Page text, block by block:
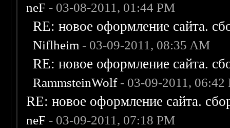
neF - 03-08-2011, 01:44 PM
RE: новое оформление сайта.
Niflheim - 03-09-2011, 08:35 AM
RE: новое оформление сайта.
RammsteinWolf- 03-09-2011, 06:42
RE: новое оформление сайта.
neF - 03-09-2011, 07:18 PM